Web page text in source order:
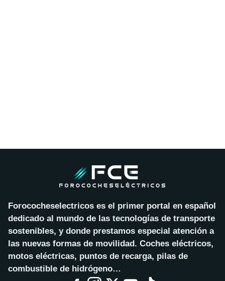
Forococheselectricos es el primer portal en español
dedicado al mundo de las tecnologías de transporte
sostenibles, y donde prestamos especial atención a
las nuevas formas de movilidad. Coches eléctricos,
motos eléctricas, puntos de recarga, pilas de
combustible de hidrógeno…